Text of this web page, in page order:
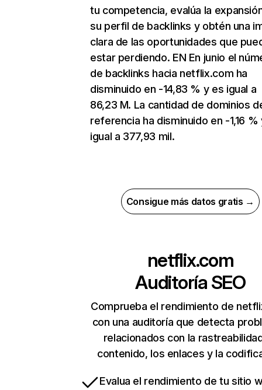
tu competencia, evalúa la
su perfil de backlinks y obtén una
clara de las oportunidades que
estar perdiendo. EN En junio el
de backlinks hacia netflix.com ha
disminuido en -14,83 % y es igual a
86,23 M. La cantidad de dominios
referencia ha disminuido en -1,16 %
igual a 377,93 mil.
Consigue más datos gratis →
netflix.com
Auditoría SEO
Comprueba el rendimiento de
con una auditoría que detecta
relacionados con la
contenido, los enlaces y la
Evalua el rendimiento de tu sitio